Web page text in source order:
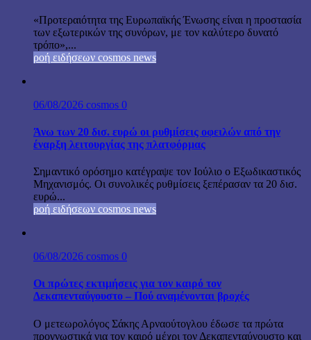
«Προτεραιότητα της Ευρωπαϊκής Ένωσης είναι η προστασία
των εξωτερικών της συνόρων, με τον καλύτερο δυνατό
τρόπο»,...
ροή ειδήσεων cosmos news
06/08/2026 cosmos 0
Άνω των 20 δισ. ευρώ οι ρυθμίσεις οφειλών από την
έναρξη λειτουργίας της πλατφόρμας
Σημαντικό ορόσημο κατέγραψε τον Ιούλιο ο Εξωδικαστικός
Μηχανισμός. Οι συνολικές ρυθμίσεις ξεπέρασαν τα 20 δισ.
ευρώ...
ροή ειδήσεων cosmos news
06/08/2026 cosmos 0
Οι πρώτες εκτιμήσεις για τον καιρό τον
Δεκαπενταύγουστο – Πού αναμένονται βροχές
Ο μετεωρολόγος Σάκης Αρναούτογλου έδωσε τα πρώτα
προγνωστικά για τον καιρό μέχρι τον Δεκαπενταύγουστο και